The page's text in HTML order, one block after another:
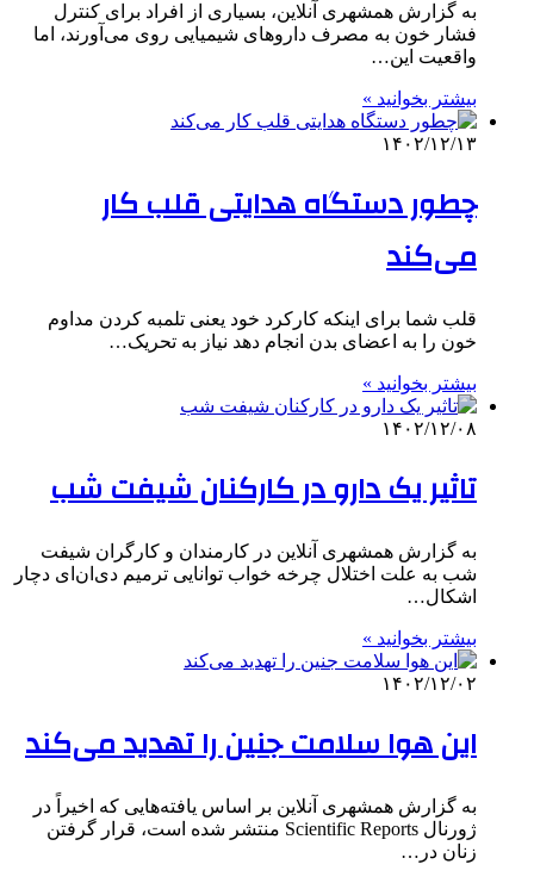
به گزارش همشهری آنلاین، بسیاری از افراد برای کنترل
فشار خون به مصرف داروهای شیمیایی روی می‌آورند، اما
واقعیت این…
بیشتر بخوانید »
۱۴۰۲/۱۲/۱۳
چطور دستگاه هدایتی قلب کار
می‌کند
قلب شما برای اینکه کارکرد خود یعنی تلمبه کردن مداوم
خون را به اعضای بدن انجام دهد نیاز به تحریک…
بیشتر بخوانید »
۱۴۰۲/۱۲/۰۸
تاثیر یک دارو در کارکنان شیفت شب
به گزارش همشهری آنلاین در کارمندان و کارگران شیفت
شب به علت اختلال چرخه خواب توانایی ترمیم دی‌ان‌ای دچار
اشکال…
بیشتر بخوانید »
۱۴۰۲/۱۲/۰۲
این هوا سلامت جنین را تهدید می‌کند
به گزارش همشهری آنلاین بر اساس یافته‌هایی که اخیراً در
ژورنال Scientific Reports منتشر شده است، قرار گرفتن
زنان در…